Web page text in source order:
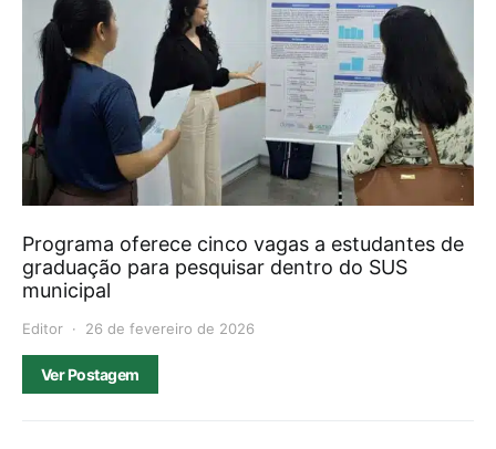
Programa oferece cinco vagas a estudantes de
graduação para pesquisar dentro do SUS
municipal
Editor 26 de fevereiro de 2026
Ver Postagem